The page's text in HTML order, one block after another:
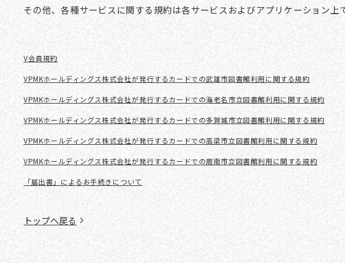
その他、各種サービスに関する規約は各サービスおよびアプリケーション上
V会員規約
VPMKホールディングス株式会社が発行するカードでの武雄市図書館利用に関する規約
VPMKホールディングス株式会社が発行するカードでの海老名市立図書館利用に関する規約
VPMKホールディングス株式会社が発行するカードでの多賀城市立図書館利用に関する規約
VPMKホールディングス株式会社が発行するカードでの高梁市立図書館利用に関する規約
VPMKホールディングス株式会社が発行するカードでの周南市立図書館利用に関する規約
「届出書」によるお手続きについて
トップへ戻る